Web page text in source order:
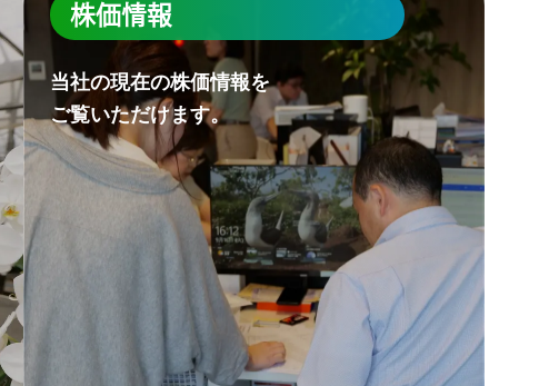
株価情報
当社の現在の株価情報を
ご覧いただけます。